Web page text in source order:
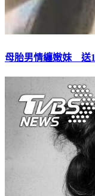
母胎男情纏嫩妹 送